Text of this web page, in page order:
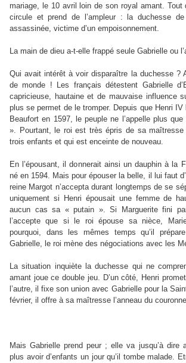
mariage, le 10 avril loin de son royal amant. Tout
circule et prend de l’ampleur : la duchesse
assassinée, victime d’un empoisonnement.
La main de dieu a-t-elle frappé seule Gabrielle ou
Qui avait intérêt à voir disparaître la duchesse ?
de monde ! Les français détestent Gabrielle
capricieuse, hautaine et de mauvaise influence
plus se permet de le tromper. Depuis que Henri IV
Beaufort en 1597, le peuple ne l’appelle plus que
». Pourtant, le roi est très épris de sa
trois enfants et qui est enceinte de nouveau.
En l’épousant, il donnerait ainsi un dauphin à la
né en 1594. Mais pour épouser la belle, il lui faut
reine Margot n’accepta durant longtemps de se
uniquement si Henri épousait une femme de
aucun cas sa « putain ». Si Marguerite fini
l’accepte que si le roi épouse sa nièce,
pourquoi, dans les mêmes temps qu’il
Gabrielle, le roi mène des négociations avec les
La situation inquiète la duchesse qui ne
amant joue ce double jeu. D’un côté, Henri
l’autre, il fixe son union avec Gabrielle pour la
février, il offre à sa maîtresse l’anneau du
Mais Gabrielle prend peur ; elle va jusqu’à dire
plus avoir d’enfants un jour qu’il tombe malade.